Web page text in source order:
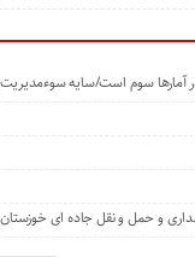
سوم است/سایه سوءمدیریت
و حمل و نقل جاده ای خوزستان